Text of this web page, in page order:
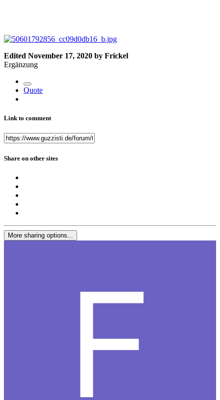
Edited November 17, 2020 by Frickel
Ergänzung
Quote
Link to comment
Share on other sites
More sharing options...